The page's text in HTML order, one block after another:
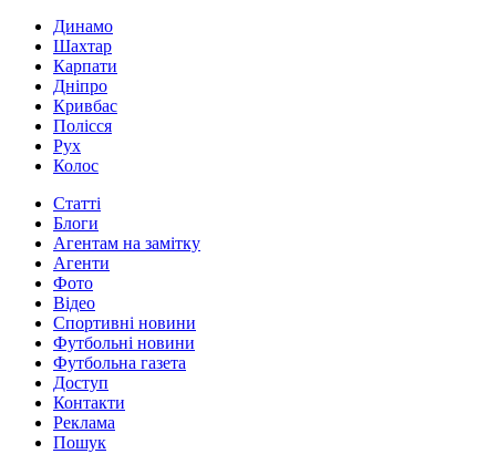
Динамо
Шахтар
Карпати
Дніпро
Кривбас
Полісся
Рух
Колос
Статті
Блоги
Агентам на замітку
Агенти
Фото
Відео
Спортивні новини
Футбольні новини
Футбольна газета
Доступ
Контакти
Реклама
Пошук